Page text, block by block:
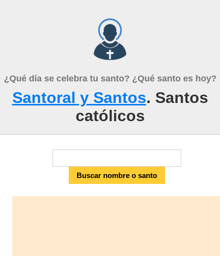
¿Qué día se celebra tu santo? ¿Qué santo es hoy?
Santoral y Santos. Santos
católicos